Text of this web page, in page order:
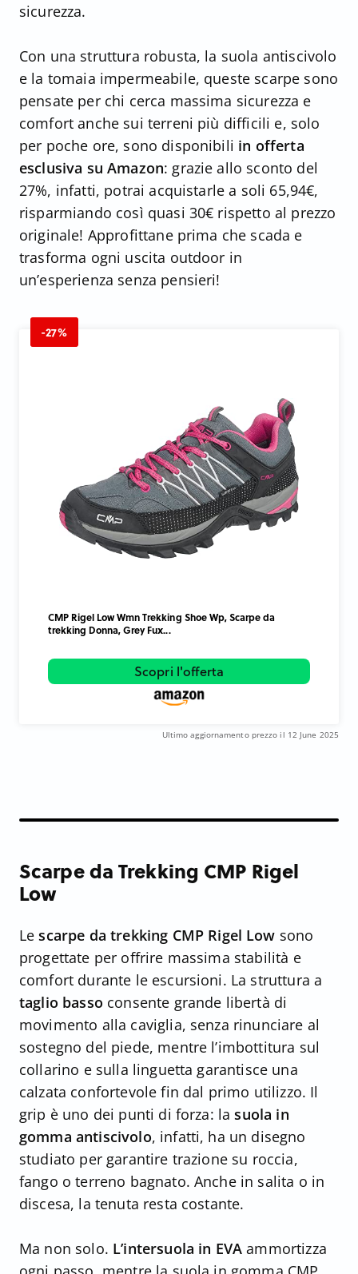
sicurezza.
Con una struttura robusta, la suola antiscivolo
e la tomaia impermeabile, queste scarpe sono
pensate per chi cerca massima sicurezza e
comfort anche sui terreni più difficili e, solo
per poche ore, sono disponibili in offerta
esclusiva su Amazon: grazie allo sconto del
27%, infatti, potrai acquistarle a soli 65,94€,
risparmiando così quasi 30€ rispetto al prezzo
originale! Approfittane prima che scada e
trasforma ogni uscita outdoor in
un’esperienza senza pensieri!
-27%
CMP Rigel Low Wmn Trekking Shoe Wp, Scarpe da
trekking Donna, Grey Fux...
Scopri l'offerta
Ultimo aggiornamento prezzo il 12 June 2025
Scarpe da Trekking CMP Rigel
Low
Lescarpe da trekking CMP Rigel Low sono
progettate per offrire massima stabilità e
comfort durante le escursioni. La struttura a
taglio basso consente grande libertà di
movimento alla caviglia, senza rinunciare al
sostegno del piede, mentre l’imbottitura sul
collarino e sulla linguetta garantisce una
calzata confortevole fin dal primo utilizzo. Il
grip è uno dei punti di forza: lasuola in
gomma antiscivolo, infatti, ha un disegno
studiato per garantire trazione su roccia,
fango o terreno bagnato. Anche in salita o in
discesa, la tenuta resta costante.
Ma non solo. L’intersuola in EVA ammortizza